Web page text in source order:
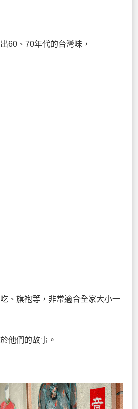
60、70年代的台灣味，
、旗袍等，非常適合全家大小一
他們的故事。